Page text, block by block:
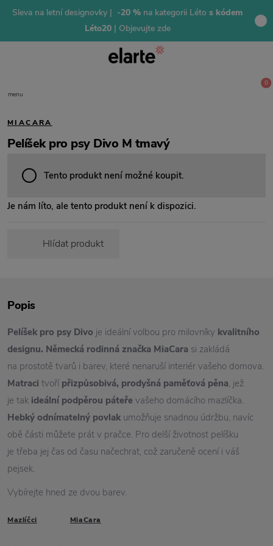
Sleva na letní designovky | -20 % na kategorii Léto s kódem
Léto20 | Objevujte zde
menu
0
MIACARA
Pelíšek pro psy Divo M tmavý
Tento produkt není možné koupit.
Je nám líto, ale tento produkt není k dispozici.
Hlídat produkt
Popis
Pelíšek pro psy Divo je ideální volbou pro milovníky kvalitního
designu. Německá rodinná značka MiaCara si zakládá
na prostotě tvarů i barev, které nenaruší interiér vašeho domova.
Matraci tvoří přizpůsobivá, prodyšná paměťová pěna, jež
je tak ideální podpěrou páteře vašeho domácího mazlíčka.
Hebký odnímatelný povlak umožňuje snadnou údržbu, navíc
obě části můžete prát v pračce. Pro delší životnost pelíšku
je třeba jej čas od času načechrat, což zaručeně ocení i váš
pejsek.
Vybírejte hned ze dvou barev.
Mazlíčci MiaCara